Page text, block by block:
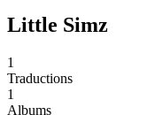
Little Simz
1
Traductions
1
Albums